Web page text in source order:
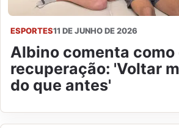
ESPORTES11 DE JUNHO DE 2026
Albino comenta como
recuperação: 'Voltar
do que antes'